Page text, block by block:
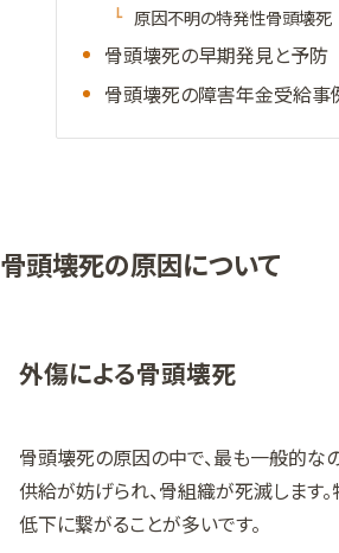
原因不明の特発性骨頭壊死
骨頭壊死の早期発見と予防
骨頭壊死の障害年金受給事
骨頭壊死の原因について
外傷による骨頭壊死
骨頭壊死の原因の中で、最も一般的な
供給が妨げられ、骨組織が死滅します
低下に繋がることが多いです。